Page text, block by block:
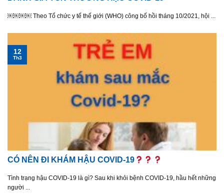
￼￼￼￼ Theo Tổ chức y tế thế giới (WHO) công bố hồi tháng 10/2021, hội ...
CÓ NÊN ĐI KHÁM HẬU COVID-19
Tình trạng hậu COVID-19 là gì? Sau khi khỏi bệnh COVID-19, hầu hết những
người ...
12
Th3